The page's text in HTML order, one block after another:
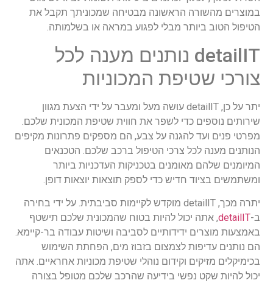
במוצרים מהשורה הראשונה מבטיחה שמכוניתך תקבל את
הטיפול הטוב ביותר מבלי לפגוע במראה או בשלמותה.
detailIT נותנים מענה לכל
צורכי שטיפת המכוניות
יתר על כן, detailIT עושה מעל ומעבר על ידי הצעת מגוון
שירותים נוספים כדי לשפר את חווית שטיפת המכונית שלכם.
מפרטי פנים ועד להגנה על צבע, הם מספקים פתרונות מקיפים
הנותנים מענה לכל צרכי הטיפול ברכב שלכם. הטכנאים
המיומנים שלהם מאומנים בטכניקות העדכניות ביותר
ומשתמשים בציוד חדיש כדי לספק תוצאות יוצאות דופן.
יתרה מכך, detailIT מוקדש לקיימות סביבתית. על ידי בחירה
ב-detailIT, אתה יכול להיות בטוח שהמכונית שלכם תישטף
באמצעות מוצרים ידידותיים לסביבה ושיטות עבודה בר-קיימא.
הם נותנים עדיפות לצמצום בזבוז מים, הפחתת השימוש
בכימיקלים מזיקים וקידום נוהלי שטיפת מכוניות אחראיים. אתה
יכול להיות שקט נפשי בידיעה שהרכב שלכם מטופל בצורה